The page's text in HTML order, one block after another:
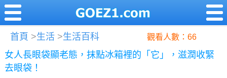
首頁 >生活 >生活百科 觀看人數：66
女人長眼袋顯老態，抹點冰箱裡的「它」，滋潤收緊
去眼袋！